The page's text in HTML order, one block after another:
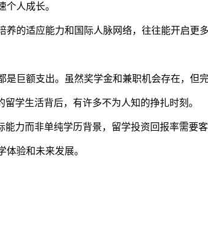
人成长。
的适应能力和国际人脉网络，往往能开启更多
巨额支出。虽然奖学金和兼职机会存在，但完
学生活背后，有许多不为人知的挣扎时刻。
力而非单纯学历背景，留学投资回报率需要客
验和未来发展。